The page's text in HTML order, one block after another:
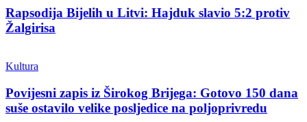
Rapsodija Bijelih u Litvi: Hajduk slavio 5:2 protiv
Žalgirisa
Kultura
Povijesni zapis iz Širokog Brijega: Gotovo 150 dana
suše ostavilo velike posljedice na poljoprivredu